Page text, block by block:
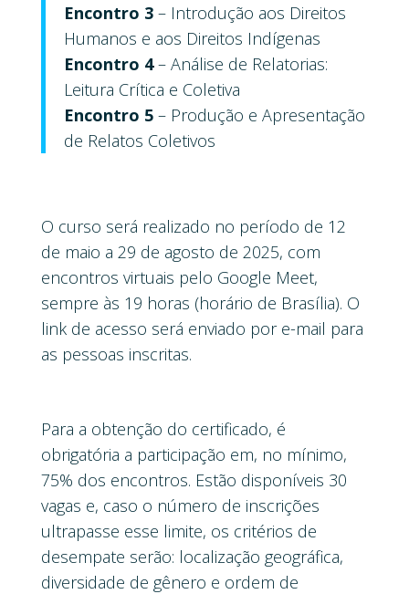
Encontro 3– Introdução aos Direitos
Humanos e aos Direitos Indígenas
Encontro 4– Análise de Relatorias:
Leitura Crítica e Coletiva
Encontro 5– Produção e Apresentação
de Relatos Coletivos
O curso será realizado no período de 12
de maio a 29 de agosto de 2025, com
encontros virtuais pelo Google Meet,
sempre às 19 horas (horário de Brasília). O
link de acesso será enviado por e-mail para
as pessoas inscritas.
Para a obtenção do certificado, é
obrigatória a participação em, no mínimo,
75% dos encontros. Estão disponíveis 30
vagas e, caso o número de inscrições
ultrapasse esse limite, os critérios de
desempate serão: localização geográfica,
diversidade de gênero e ordem de